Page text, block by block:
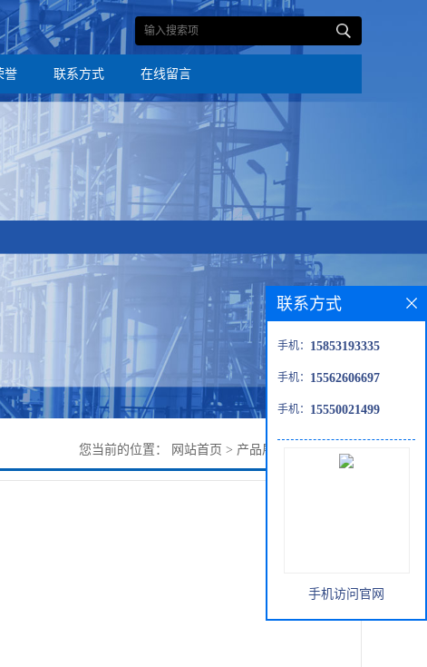
誉 联系方式 在线留言
您当前的位置： 网站首页 > 产品展厅
联系方式
手机： 15853193335
手机： 15562606697
手机： 15550021499
手机访问官网